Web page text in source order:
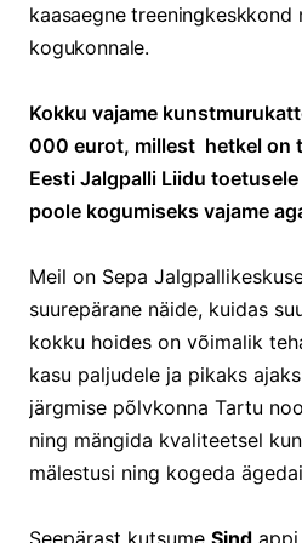
kaasaegne treeningkeskkond
kogukonnale.
Kokku vajame
000 eurot, millest hetkel on
Eesti Jalgpalli Liidu
poole kogumiseks vajame
Meil on Sepa
suurepärane näide, kuidas
kokku hoides on võimalik
kasu paljudele ja pikaks
järgmise põlvkonna Tartu
ning mängida kvaliteetsel
mälestusi ning kogeda
Seepärast kutsume Sind